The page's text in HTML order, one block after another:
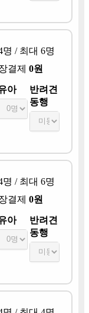
명 / 최대 6명
결제 0원
아
반려견
동행
명 / 최대 6명
결제 0원
아
반려견
동행